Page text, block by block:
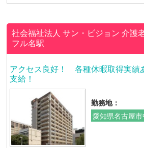
社会福祉法人 サン・ビジョン介護
フル名駅
アクセス良好！ 各種休暇取得実
支給！
勤務地：
愛知県名古屋